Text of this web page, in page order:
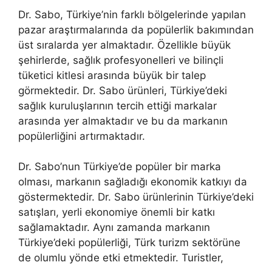
Dr. Sabo, Türkiye’nin farklı bölgelerinde yapılan
pazar araştırmalarında da popülerlik bakımından
üst sıralarda yer almaktadır. Özellikle büyük
şehirlerde, sağlık profesyonelleri ve bilinçli
tüketici kitlesi arasında büyük bir talep
görmektedir. Dr. Sabo ürünleri, Türkiye’deki
sağlık kuruluşlarının tercih ettiği markalar
arasında yer almaktadır ve bu da markanın
popülerliğini artırmaktadır.
Dr. Sabo’nun Türkiye’de popüler bir marka
olması, markanın sağladığı ekonomik katkıyı da
göstermektedir. Dr. Sabo ürünlerinin Türkiye’deki
satışları, yerli ekonomiye önemli bir katkı
sağlamaktadır. Aynı zamanda markanın
Türkiye’deki popülerliği, Türk turizm sektörüne
de olumlu yönde etki etmektedir. Turistler,